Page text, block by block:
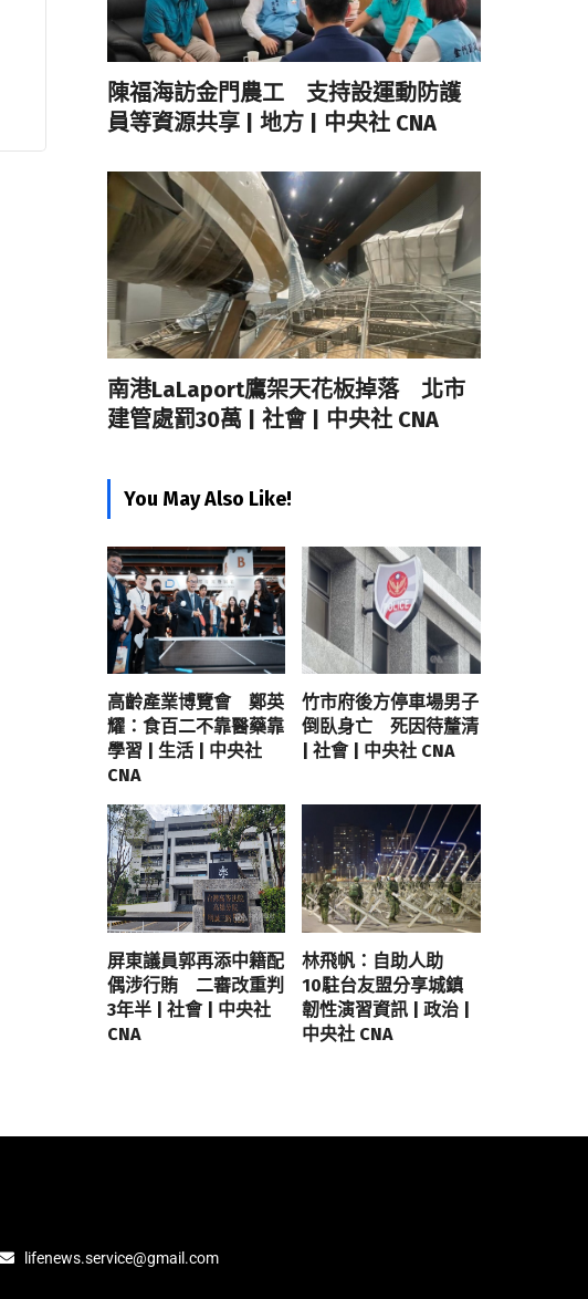
陳福海訪金門農工 支持設運動防護
員等資源共享 | 地方 | 中央社 CNA
南港LaLaport鷹架天花板掉落 北市
建管處罰30萬 | 社會 | 中央社 CNA
You May Also Like!
高齡產業博覽會 鄭英
耀：食百二不靠醫藥靠
學習 | 生活 | 中央社
CNA
竹市府後方停車場男子
倒臥身亡 死因待釐清
| 社會 | 中央社 CNA
屏東議員郭再添中籍配
偶涉行賄 二審改重判
3年半 | 社會 | 中央社
CNA
林飛帆：自助人助
10駐台友盟分享城鎮
韌性演習資訊 | 政治 |
中央社 CNA
lifenews.service@gmail.com